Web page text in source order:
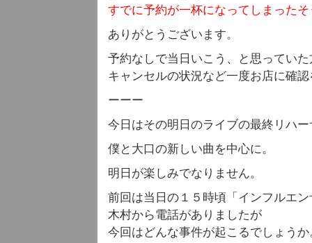
すでに予約が一杯になってしまった
ありがとうございます。
予約なしで当日いこう、と思っていた
キャンセルの状況など一度お店に確
ーーー
今日はその明日のライブの最終リハ
僕と大口の新しい曲を中心に。
明日が楽しみでなりません。
前回は当日の１５時頃「インフルエ
木村から電話がありましたが
今回はどんな事件が起こるでしょうか